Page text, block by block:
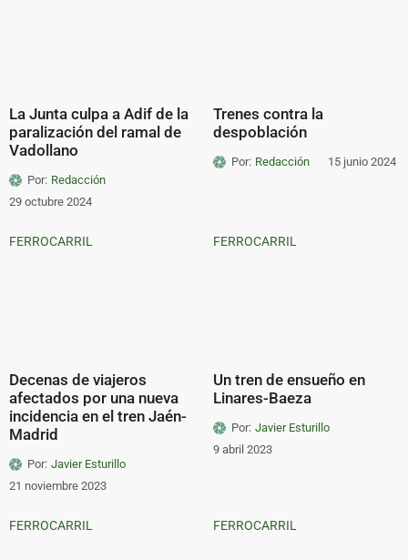
La Junta culpa a Adif de la
paralización del ramal de
Vadollano
Por: Redacción
29 octubre 2024
Trenes contra la
despoblación
Por: Redacción 15 junio 2024
FERROCARRIL
Decenas de viajeros
afectados por una nueva
incidencia en el tren Jaén-
Madrid
Por: Javier Esturillo
21 noviembre 2023
FERROCARRIL
Un tren de ensueño en
Linares-Baeza
Por: Javier Esturillo
9 abril 2023
FERROCARRIL FERROCARRIL